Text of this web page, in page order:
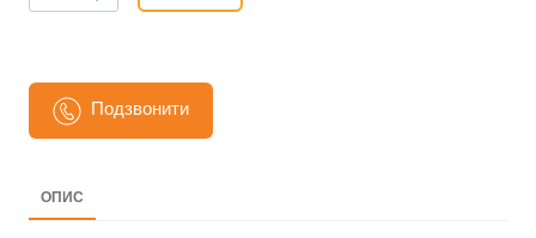
Подзвонити
ОПИС